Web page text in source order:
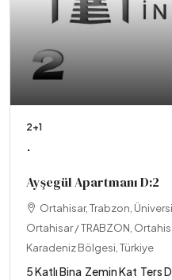
2+1
.
Ayşegül Apartmanı D:2
Ortahisar, Trabzon,
Ortahisar / TRABZON,
Karadeniz Bölgesi, Türkiye
5 Katlı Bina Zemin Kat Ters